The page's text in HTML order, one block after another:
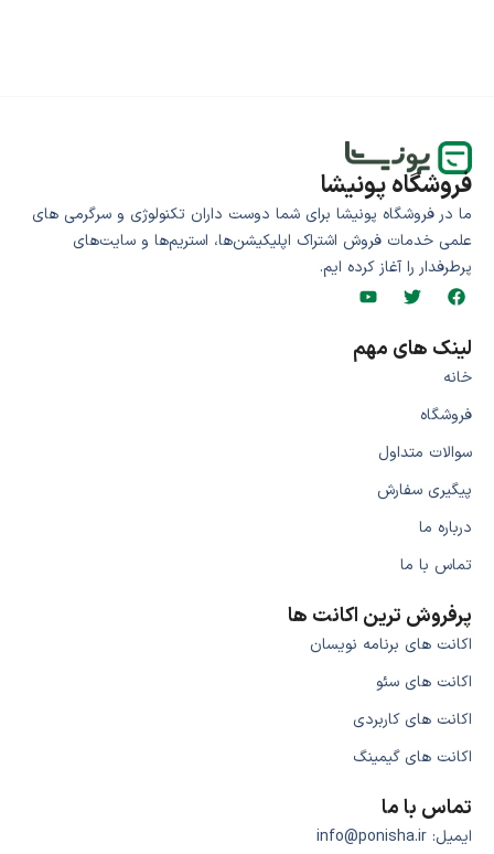
فروشگاه پونیشا
ما در فروشگاه پونیشا برای شما دوست داران تکنولوژی و سرگرمی های
علمی خدمات فروش اشتراک اپلیکیشن‌ها، استریم‌ها و سایت‌های
پرطرفدار را آغاز کرده ایم.
لینک های مهم
خانه
فروشگاه
سوالات متداول
پیگیری سفارش
درباره ما
تماس با ما
پرفروش ترین اکانت ها
اکانت های برنامه نویسان
اکانت های سئو
اکانت های کاربردی
اکانت های گیمینگ
تماس با ما
ایمیل: info@ponisha.ir